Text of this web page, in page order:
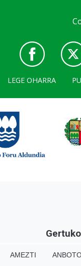
LEGE OHARRA
AMEZTI